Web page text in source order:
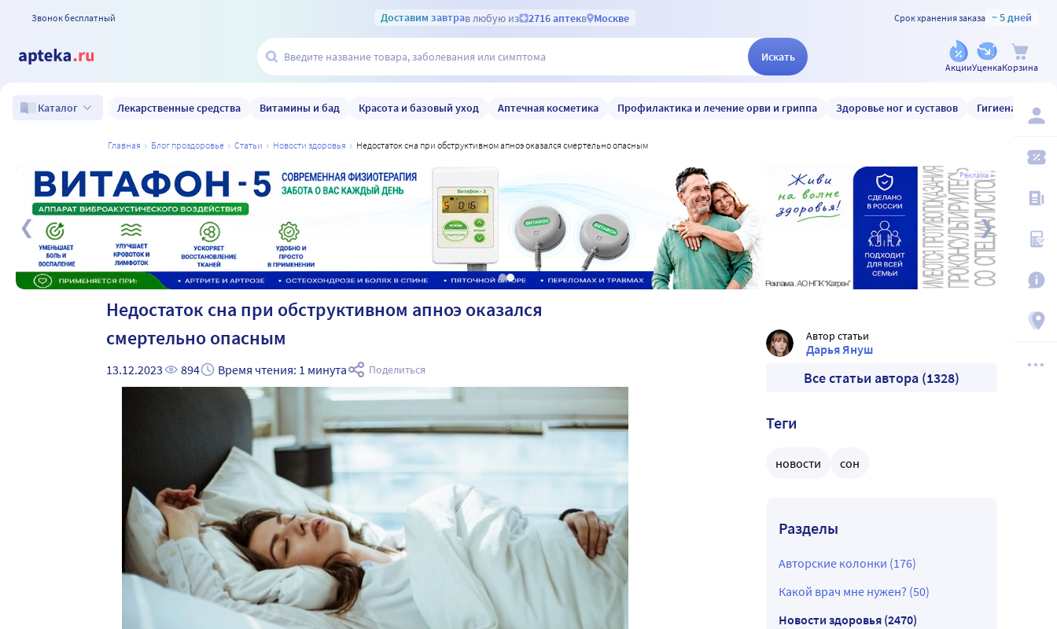
Звонок бесплатный Доставим завтрав любую из 2716 аптекв Москве Срок хранения заказа ~ 5 дней
Искать
АкцииУценкаКорзина
Каталог Лекарственные средства Витамины и бад Красота и базовый уход Аптечная косметика Профилактика и лечение орви и гриппа Здоровье ног и суставов Гигиена и уход
главная блог проздоровье статьи новости здоровья недостаток сна при обструктивном апноэ оказался смертельно опасным
Реклама
Недостаток сна при обструктивном апноэ оказался
смертельно опасным
13.12.2023 894 Время чтения: 1 минута Поделиться
Автор статьи
Дарья Януш
Все статьи автора (1328)
Теги
новости сон
Разделы
Авторские колонки (176)
Какой врач мне нужен? (50)
Новости здоровья (2470)